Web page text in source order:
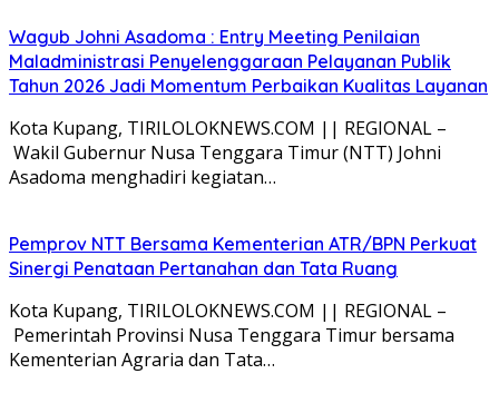
Wagub Johni Asadoma : Entry Meeting Penilaian
Maladministrasi Penyelenggaraan Pelayanan Publik
Tahun 2026 Jadi Momentum Perbaikan Kualitas Layanan
Kota Kupang, TIRILOLOKNEWS.COM || REGIONAL –
Wakil Gubernur Nusa Tenggara Timur (NTT) Johni
Asadoma menghadiri kegiatan…
Pemprov NTT Bersama Kementerian ATR/BPN Perkuat
Sinergi Penataan Pertanahan dan Tata Ruang
Kota Kupang, TIRILOLOKNEWS.COM || REGIONAL –
Pemerintah Provinsi Nusa Tenggara Timur bersama
Kementerian Agraria dan Tata…